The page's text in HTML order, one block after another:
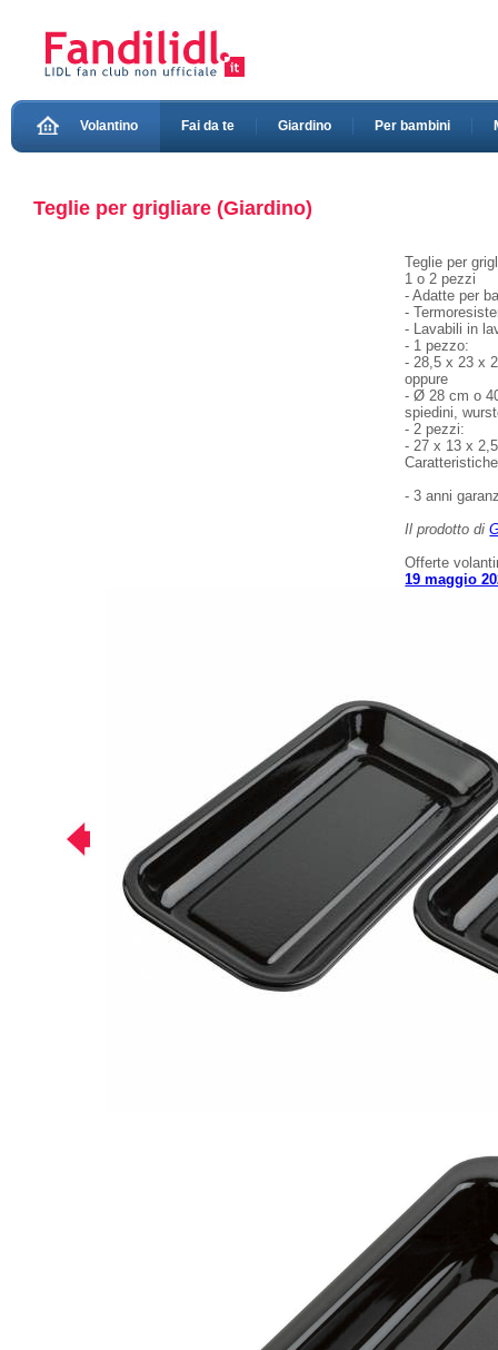
Volantino Fai da te Giardino Per bambini
Teglie per grigliare (Giardino)
Teglie per
1 o 2 pezzi
- Adatte per
-
- Lavabili in
- 1 pezzo:
- 28,5 x 23 x
oppure
- Ø 28 cm o
spiedini,
- 2 pezzi:
- 27 x 13 x
Caratteristiche
- 3 anni
Il prodotto di
Offerte
19 maggio